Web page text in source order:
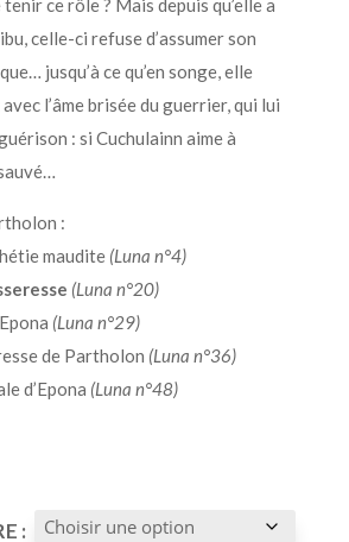
ce rôle ? Mais depuis qu’elle a
celle-ci refuse d’assumer son
jusqu’à ce qu’en songe, elle
l’âme brisée du guerrier, qui lui
: si Cuchulainn aime à
:
maudite (Luna n°4)
(Luna n°20)
(Luna n°29)
de Partholon (Luna n°36)
d’Epona (Luna n°48)
: